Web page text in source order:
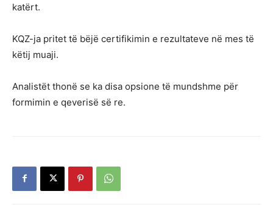
katërt.
KQZ-ja pritet të bëjë certifikimin e rezultateve në mes të
këtij muaji.
Analistët thonë se ka disa opsione të mundshme për
formimin e qeverisë së re.